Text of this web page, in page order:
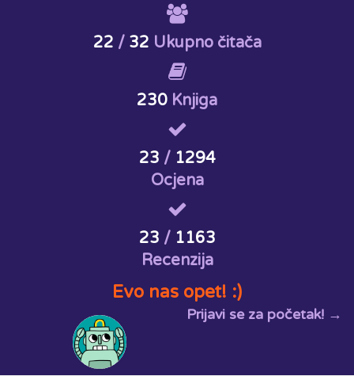
22 / 32 Ukupno čitača
230 Knjiga
23 / 1294
Ocjena
23 / 1163
Recenzija
Evo nas opet! :)
Prijavi se za početak! →